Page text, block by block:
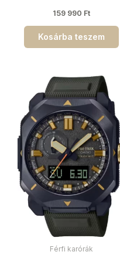
159 990 Ft
Kosárba teszem
Férfi karórák